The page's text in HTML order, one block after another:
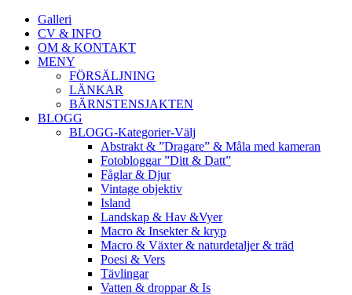
Galleri
CV & INFO
OM & KONTAKT
MENY
FÖRSÄLJNING
LÄNKAR
BÄRNSTENSJAKTEN
BLOGG
BLOGG-Kategorier-Välj
Abstrakt & ”Dragare” & Måla med kameran
Fotobloggar ”Ditt & Datt”
Fåglar & Djur
Vintage objektiv
Island
Landskap & Hav &Vyer
Macro & Insekter & kryp
Macro & Växter & naturdetaljer & träd
Poesi & Vers
Tävlingar
Vatten & droppar & Is